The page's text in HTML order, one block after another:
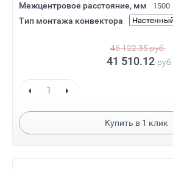
Межцентровое расстояние, мм 1500
Тип монтажа конвектора
46 122.35руб.
41 510.12 руб.
Купить в 1 клик